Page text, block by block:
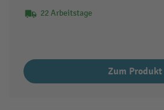
22 Arbeitstage
Zum Produkt